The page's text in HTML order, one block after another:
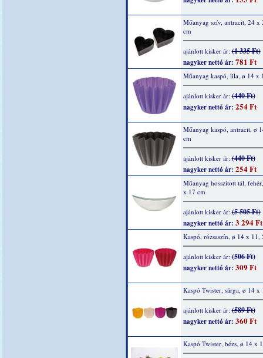
Műanyag szív, antracit, 24 x
cm
ajánlott kisker ár:(1 335 Ft)
nagyker nettó ár: 781 Ft
Műanyag kaspó, lila, ø 14 x
ajánlott kisker ár:(440 Ft)
nagyker nettó ár: 254 Ft
Műanyag kaspó, antracit, ø
cm
ajánlott kisker ár:(440 Ft)
nagyker nettó ár: 254 Ft
Műanyag hosszított tál,
x 17 cm
ajánlott kisker ár:(5 505 Ft)
nagyker nettó ár: 3 294 Ft
Kaspó, rózsaszín, ø 14 x 11,
ajánlott kisker ár:(506 Ft)
nagyker nettó ár: 309 Ft
Kaspó Twister, sárga, ø 14 x
ajánlott kisker ár:(589 Ft)
nagyker nettó ár: 360 Ft
Kaspó Twister, bézs, ø 14 x